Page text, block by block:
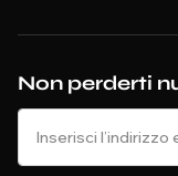
Non perderti